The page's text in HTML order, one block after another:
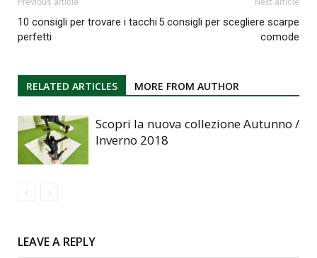
Previous article
10 consigli per trovare i tacchi
perfetti
Next article
5 consigli per scegliere scarpe
comode
RELATED ARTICLES MORE FROM AUTHOR
Scopri la nuova collezione Autunno /
Inverno 2018
LEAVE A REPLY